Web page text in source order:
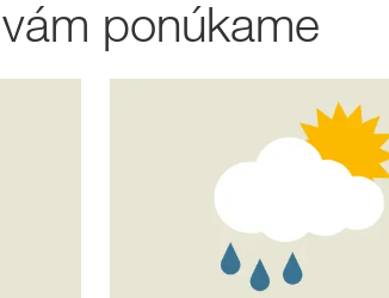
ponúkame